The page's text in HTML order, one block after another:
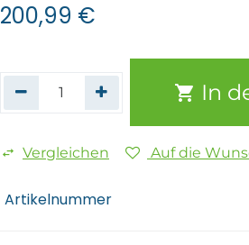
200,99 €
In
Vergleichen Auf die
Artikelnummer